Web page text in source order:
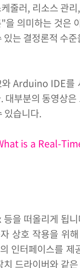
줄러, 리소스 관
의미하는 것은
는 결정론적 수
Arduino IDE를
부분의 동영상
있습니다.
is a Real-
떠올리게 됩
상호 작용을 위
인터페이스를 제
드라이버와 같